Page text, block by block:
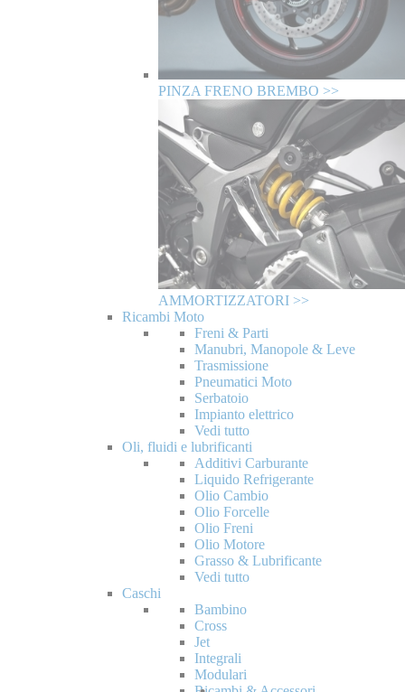
PINZA FRENO BREMBO >>
AMMORTIZZATORI >>
Ricambi Moto
Freni & Parti
Manubri, Manopole & Leve
Trasmissione
Pneumatici Moto
Serbatoio
Impianto elettrico
Vedi tutto
Oli, fluidi e lubrificanti
Additivi Carburante
Liquido Refrigerante
Olio Cambio
Olio Forcelle
Olio Freni
Olio Motore
Grasso & Lubrificante
Vedi tutto
Caschi
Bambino
Cross
Jet
Integrali
Modulari